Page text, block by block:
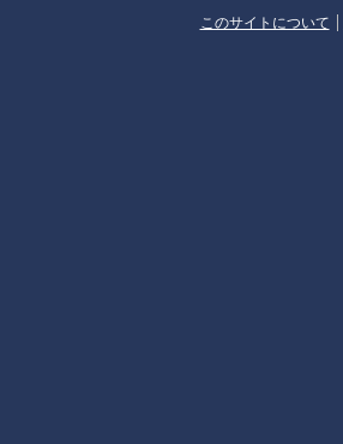
このサイトについて